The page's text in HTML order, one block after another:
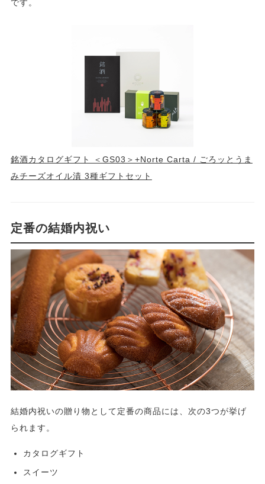
です。
銘酒カタログギフト ＜GS03＞+Norte Carta / ごろッとうま
みチーズオイル漬 3種ギフトセット
定番の結婚内祝い
結婚内祝いの贈り物として定番の商品には、次の3つが挙げ
られます。
カタログギフト
スイーツ